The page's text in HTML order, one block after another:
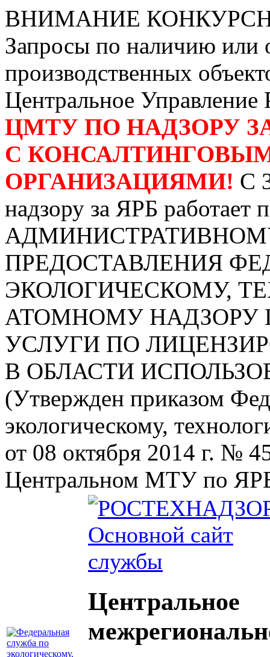
ВНИМАНИЕ
Запросы по наличию или
производственных
Центральное Управление
ЦМТУ ПО НАДЗОРУ
С
ОРГАНИЗАЦИЯМИ! С
надзору за ЯРБ работает
ПРЕДОСТАВЛЕНИЯ
ЭКОЛОГИЧЕСКОМУ,
АТОМНОМУ НАДЗОРУ
УСЛУГИ ПО
В ОБЛАСТИ
(Утвержден приказом
экологическому,
от 08 октября 2014 г. №
Центральном МТУ по
Основной сайт
службы
Центральное